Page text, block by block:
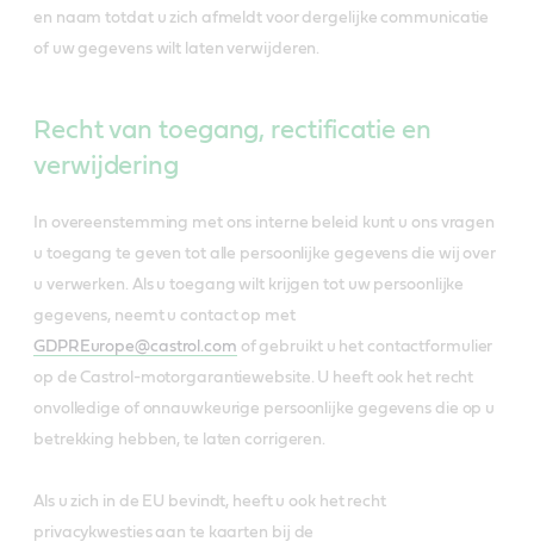
en naam totdat u zich afmeldt voor dergelijke communicatie
of uw gegevens wilt laten verwijderen.
Recht van toegang, rectificatie en
verwijdering
In overeenstemming met ons interne beleid kunt u ons vragen
u toegang te geven tot alle persoonlijke gegevens die wij over
u verwerken. Als u toegang wilt krijgen tot uw persoonlijke
gegevens, neemt u contact op met
GDPREurope@castrol.com of gebruikt u het contactformulier
op de Castrol-motorgarantiewebsite. U heeft ook het recht
onvolledige of onnauwkeurige persoonlijke gegevens die op u
betrekking hebben, te laten corrigeren.
Als u zich in de EU bevindt, heeft u ook het recht
privacykwesties aan te kaarten bij de